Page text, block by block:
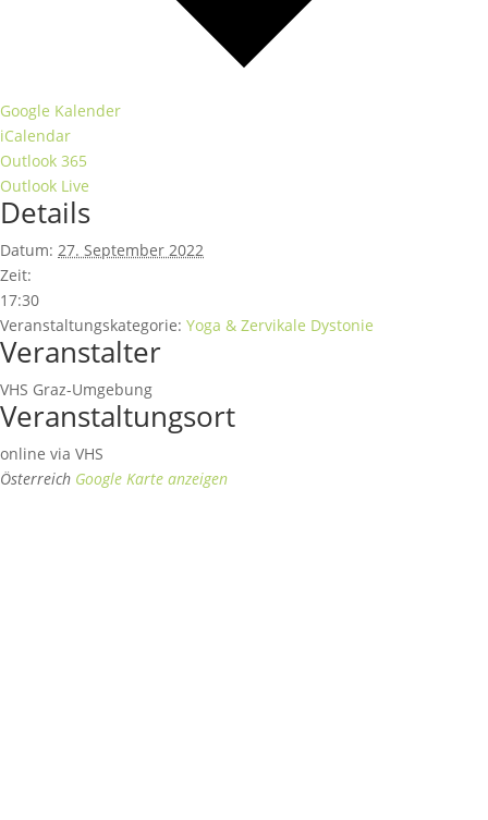
Google Kalender
iCalendar
Outlook 365
Outlook Live
Details
Datum: 27. September 2022
Zeit:
17:30
Veranstaltungskategorie: Yoga & Zervikale Dystonie
Veranstalter
VHS Graz-Umgebung
Veranstaltungsort
online via VHS
Österreich Google Karte anzeigen